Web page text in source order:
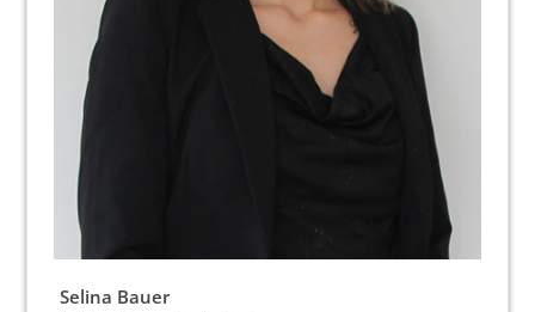
Selina Bauer